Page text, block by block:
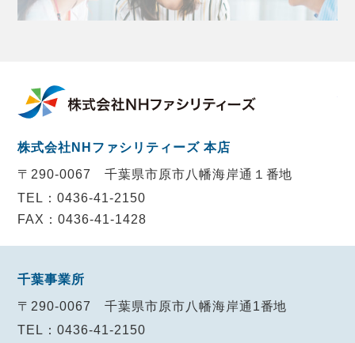
株式会社NHファシリティーズ 本店
〒290-0067千葉県市原市八幡海岸通１番地
TEL：0436-41-2150
FAX：0436-41-1428
千葉事業所
〒290-0067千葉県市原市八幡海岸通1番地
TEL：0436-41-2150